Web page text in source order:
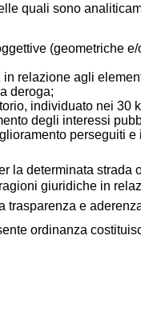
quali sono
(geometriche
in relazione agli
deroga;
individuato nei 30
degli interessi
perseguiti e
la determinata strada
giuridiche in
trasparenza e
ordinanza